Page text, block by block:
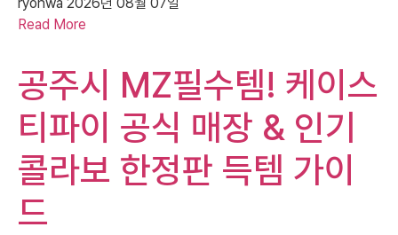
Read More
공주시 MZ필수템! 케이스
티파이 공식 매장 & 인기
콜라보 한정판 득템 가이
드